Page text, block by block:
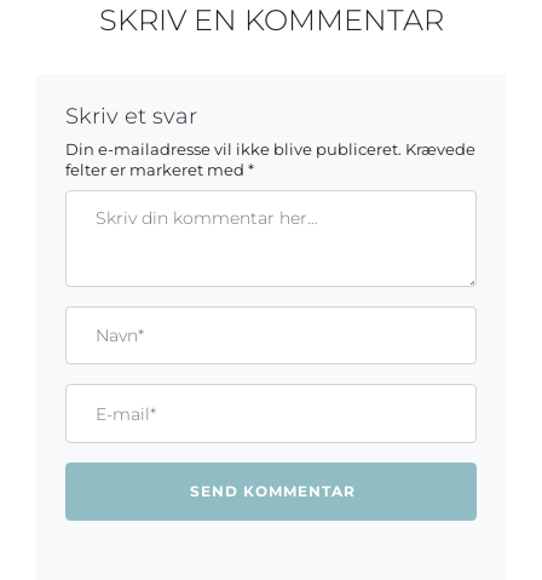
SKRIV EN KOMMENTAR
Skriv et svar
Din e-mailadresse vil ikke blive publiceret. Krævede
felter er markeret med *